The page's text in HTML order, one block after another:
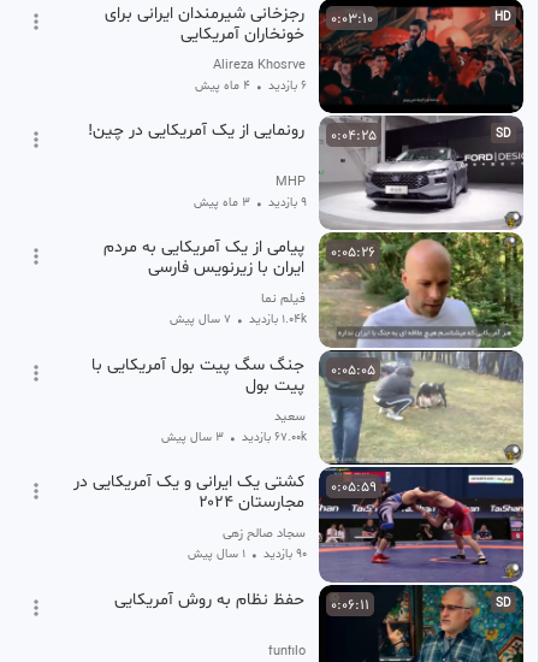
HD
0:03:10
رجزخانی شیرمندان ایرانی برای
خونخاران آمریکایی
Alireza Khosrve
6 بازدید • 4 ماه پیش
SD
0:04:25 رونمایی از یک آمریکایی در چین!
MHP
9 بازدید • 3 ماه پیش
0:05:26
پیامی از یک آمریکایی به مردم
ایران با زیرنویس فارسی
فیلم نما
1.04k بازدید • 7 سال پیش
0:05:05
جنگ سگ پیت بول آمریکایی با
پیت بول
سعید
67.00k بازدید • 3 سال پیش
0:05:59
کشتی یک ایرانی و یک آمریکایی در
مجارستان ۲۰۲۴
سجاد صالح زهی
90 بازدید • 1 سال پیش
SD
0:06:11 حفظ نظام به روش آمریکایی
funfilo